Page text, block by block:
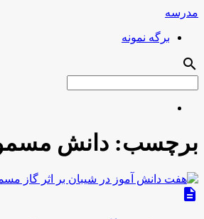
مدرسه
برگه نمونه
search
برچسب: دانش
description